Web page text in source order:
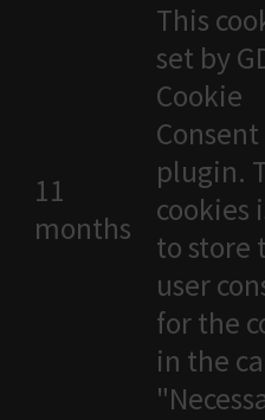
11
months
This
set by
Cookie
Consent
plugin.
cookies
to store
user
for the
in the